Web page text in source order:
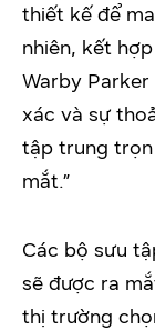
thiết kế để
nhiên, kết
Warby
xác và sự
tập trung trọn
mắt.”
Các bộ sưu
sẽ được ra
thị trường